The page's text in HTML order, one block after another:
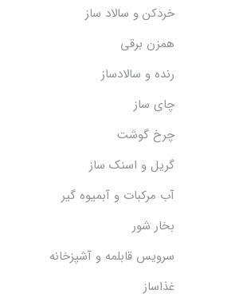
خردکن و سالاد ساز
همزن برقی
رنده و سالادساز
چای ساز
چرخ گوشت
گریل و اسنک‌ ساز
آب مرکبات و آبمیوه گیر
بخار شور
سرویس قابلمه و آشپزخانه
غذاساز